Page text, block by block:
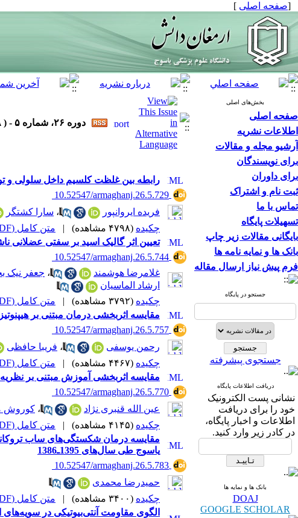
[صفحه اصلی ]
بخش‌های اصلی
صفحه اصلی
اطلاعات نشریه
آرشیو مجله و مقالات
برای نویسندگان
برای داوران
ثبت نام و اشتراک
تماس با ما
تسهیلات پایگاه
بایگانی مقالات زیر چاپ
بانک ها و نمایه نامه ها
فرم پیش نیاز ارسال مقاله
جستجو در پایگاه
جستجوی پیشرفته
دریافت اطلاعات پایگاه
نشانی پست الکترونیک
خود را برای دریافت
اطلاعات و اخبار پایگاه،
در کادر زیر وارد کنید.
بانک ها و نمایه ها
DOAJ
GOOGLE SCHOLAR
دوره ۲۶، شماره ۵ - ( ۸-۱۴۰۰ )
رابطه بین غلظت کلسیم داخل سلولی و
‎ 10.52547/armaghanj.26.5.729
فریده ایروانپور
، سارا کشتگر
چکیده (۴۷۹۸ مشاهده) | متن کامل (PDF)
تعیین اثر گالیک اسید بر سفتی عضلانی
‎ 10.52547/armaghanj.26.5.744
غلامرضا هوشمند
، جعفر نیک
ارشاد الماسیان
چکیده (۳۷۹۲ مشاهده) | متن کامل (PDF)
مقایسه اثربخشی درمان مبتنی بر
‎ 10.52547/armaghanj.26.5.757
رحمن یوسفی
، فریبا حافظی
چکیده (۴۴۶۷ مشاهده) | متن کامل (PDF)
مقایسه اثربخشی آموزش مبتنی بر
‎ 10.52547/armaghanj.26.5.770
عین الله قنبری نژاد
، کوروش
چکیده (۴۱۴۵ مشاهده) | متن کامل (PDF)
مقایسه درمان شکستگی‌های ساب
یاسوج طی سال‌های 1395ـ1386
‎ 10.52547/armaghanj.26.5.783
حمیدرضا محمدی
چکیده (۳۴۰۰ مشاهده) | متن کامل (PDF)
الگوی مقاومت آنتی‌بیوتیکی در